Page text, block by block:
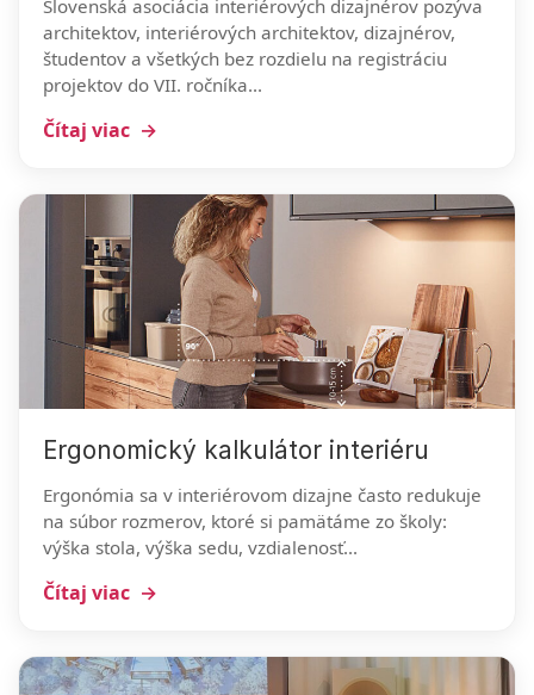
Slovenská asociácia interiérových dizajnérov pozýva
architektov, interiérových architektov, dizajnérov,
študentov a všetkých bez rozdielu na registráciu
projektov do VII. ročníka...
Čítaj viac
Ergonomický kalkulátor interiéru
Ergonómia sa v interiérovom dizajne často redukuje
na súbor rozmerov, ktoré si pamätáme zo školy:
výška stola, výška sedu, vzdialenosť...
Čítaj viac